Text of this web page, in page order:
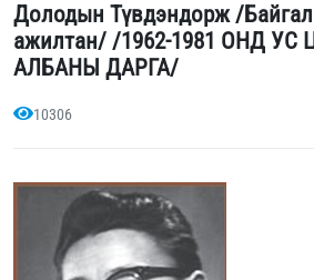
Долодын Түвдэндорж /
ажилтан/ /1962-1981 ОНД УС
АЛБАНЫ ДАРГА/
10306